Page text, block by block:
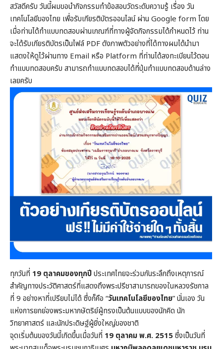
สวัสดีครับ วันนี้ผมขอนำกิจกรรมทำข้อสอบวัดระดับความรู้ เรื่อง วัน
เทคโนโลยีของไทย เพื่อรับเกียรติบัตรออนไลน์ ผ่าน Google form โดย
เมื่อท่านได้ทำแบบทดสอบผ่านเกณฑ์ที่ทางผู้จัดกิจกรรมได้กำหนดไว้ ท่าน
จะได้รับเกียรติบัตรเป็นไฟล์ PDF ดังภาพตัวอย่างที่ได้ทางผมได้นำมา
แสดงให้ดูไว้ผ่านทาง Email หรือ Platform ที่ท่านได้ลงทะเบียนไว้ตอน
ทำแบบทดสอบครับ สามารถทำแบบทดสอบได้ที่ปุ่มทำแบบทดสอบด้านล่าง
เลยครับ
ทุกวันที่ 19 ตุลาคมของทุกปีประเทศไทยจะร่วมกันระลึกถึงเหตุการณ์
สำคัญทางประวัติศาสตร์ที่แสดงถึงพระปรีชาสามารถของในหลวงรัชกาล
ที่ 9 อย่างหาที่เปรียบไม่ได้ ซึ่งก็คือ “วันเทคโนโลยีของไทย” นั่นเอง วัน
แห่งการยกย่องพระมหากษัตริย์ผู้ทรงเป็นต้นแบบของนักคิด นัก
วิทยาศาสตร์ และนักประดิษฐ์ผู้ยิ่งใหญ่ของชาติ
จุดเริ่มต้นของวันนี้เกิดขึ้นเมื่อวันที่ 19 ตุลาคม พ.ศ. 2515ซึ่งเป็นวันที่